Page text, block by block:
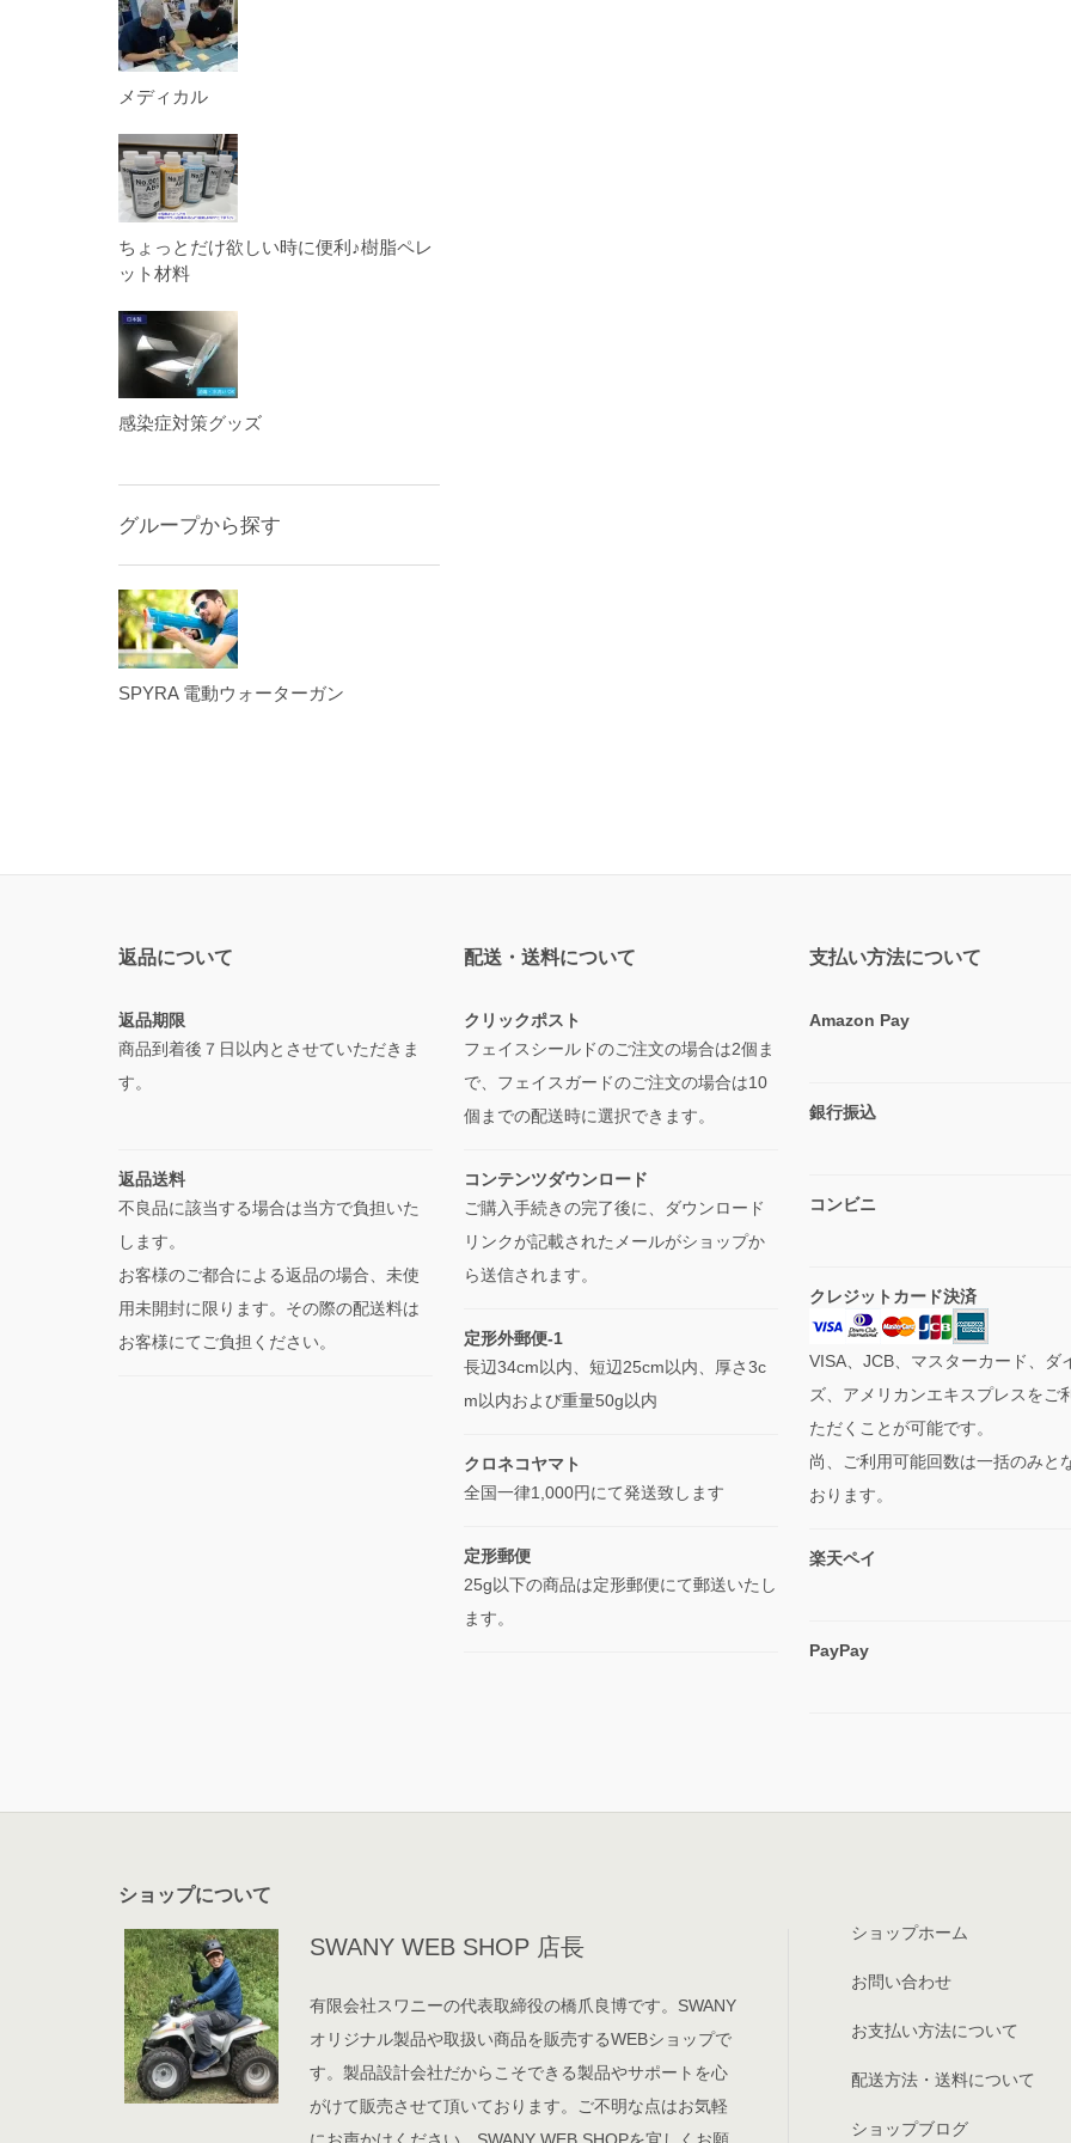
メディカル
ちょっとだけ欲しい時に便利♪樹脂ペレ
ット材料
感染症対策グッズ
グループから探す
SPYRA 電動ウォーターガン
返品について
返品期限
商品到着後７日以内とさせていただきま
す。
返品送料
不良品に該当する場合は当方で負担いた
します。
お客様のご都合による返品の場合、未使
用未開封に限ります。その際の配送料は
お客様にてご負担ください。
配送・送料について
クリックポスト
フェイスシールドのご注文の場合は2個ま
で、フェイスガードのご注文の場合は10
個までの配送時に選択できます。
コンテンツダウンロード
ご購入手続きの完了後に、ダウンロード
リンクが記載されたメールがショップか
ら送信されます。
定形外郵便-1
長辺34cm以内、短辺25cm以内、厚さ3c
m以内および重量50g以内
クロネコヤマト
全国一律1,000円にて発送致します
定形郵便
25g以下の商品は定形郵便にて郵送いたし
ます。
支払い方法について
Amazon Pay
銀行振込
コンビニ
クレジットカード決済
VISA、JCB、マスターカード、ダ
ズ、アメリカンエキスプレスをご
ただくことが可能です。
尚、ご利用可能回数は一括のみと
おります。
楽天ペイ
PayPay
ショップについて
SWANY WEB SHOP 店長
有限会社スワニーの代表取締役の橋爪良博です。SWANY
オリジナル製品や取扱い商品を販売するWEBショップで
す。製品設計会社だからこそできる製品やサポートを心
がけて販売させて頂いております。ご不明な点はお気軽
にお声かけください。SWANY WEB SHOPを宜しくお願
ショップホーム
お問い合わせ
お支払い方法について
配送方法・送料について
ショップブログ